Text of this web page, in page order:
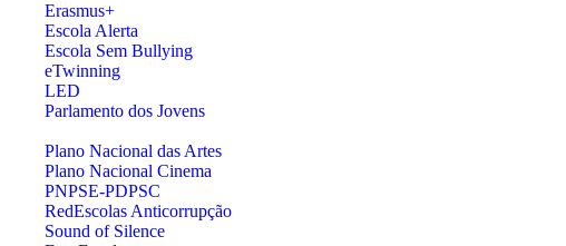
Erasmus+
Escola Alerta
Escola Sem Bullying
eTwinning
LED
Parlamento dos Jovens
Plano Nacional das Artes
Plano Nacional Cinema
PNPSE-PDPSC
RedEscolas Anticorrupção
Sound of Silence